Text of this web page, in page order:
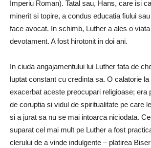
Imperiu Roman). Tatal sau, Hans, care isi
minerit si topire, a condus educatia fiului
face avocat. In schimb, Luther a ales o
devotament. A fost hirotonit in doi ani.
In ciuda angajamentului lui Luther fata de
luptat constant cu credinta sa. O calatorie
exacerbat aceste preocupari religioase; era
de coruptia si vidul de spiritualitate pe care
si a jurat sa nu se mai intoarca niciodata.
suparat cel mai mult pe Luther a fost
clerului de a vinde indulgente – platirea